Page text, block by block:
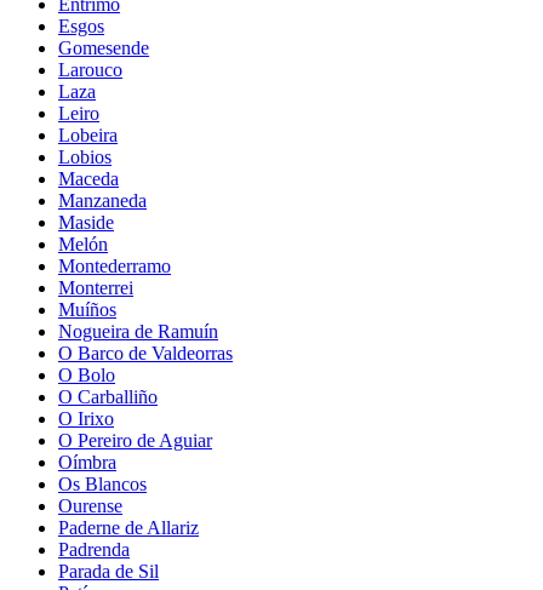
Entrimo
Esgos
Gomesende
Larouco
Laza
Leiro
Lobeira
Lobios
Maceda
Manzaneda
Maside
Melón
Montederramo
Monterrei
Muíños
Nogueira de Ramuín
O Barco de Valdeorras
O Bolo
O Carballiño
O Irixo
O Pereiro de Aguiar
Oímbra
Os Blancos
Ourense
Paderne de Allariz
Padrenda
Parada de Sil